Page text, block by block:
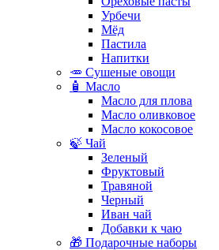
Урбечи
Мёд
Пастила
Напитки
🥕 Сушеные овощи
🧴 Масло
Масло для плова
Масло оливковое
Масло кокосовое
🍃 Чай
Зеленый
Фруктовый
Травяной
Черный
Иван чай
Добавки к чаю
🎁 Подарочные наборы